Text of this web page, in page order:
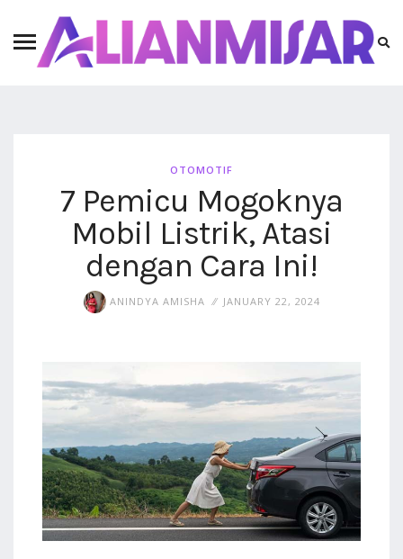
OTOMOTIF
7 Pemicu Mogoknya
Mobil Listrik, Atasi
dengan Cara Ini!
ANINDYA AMISHA JANUARY 22, 2024